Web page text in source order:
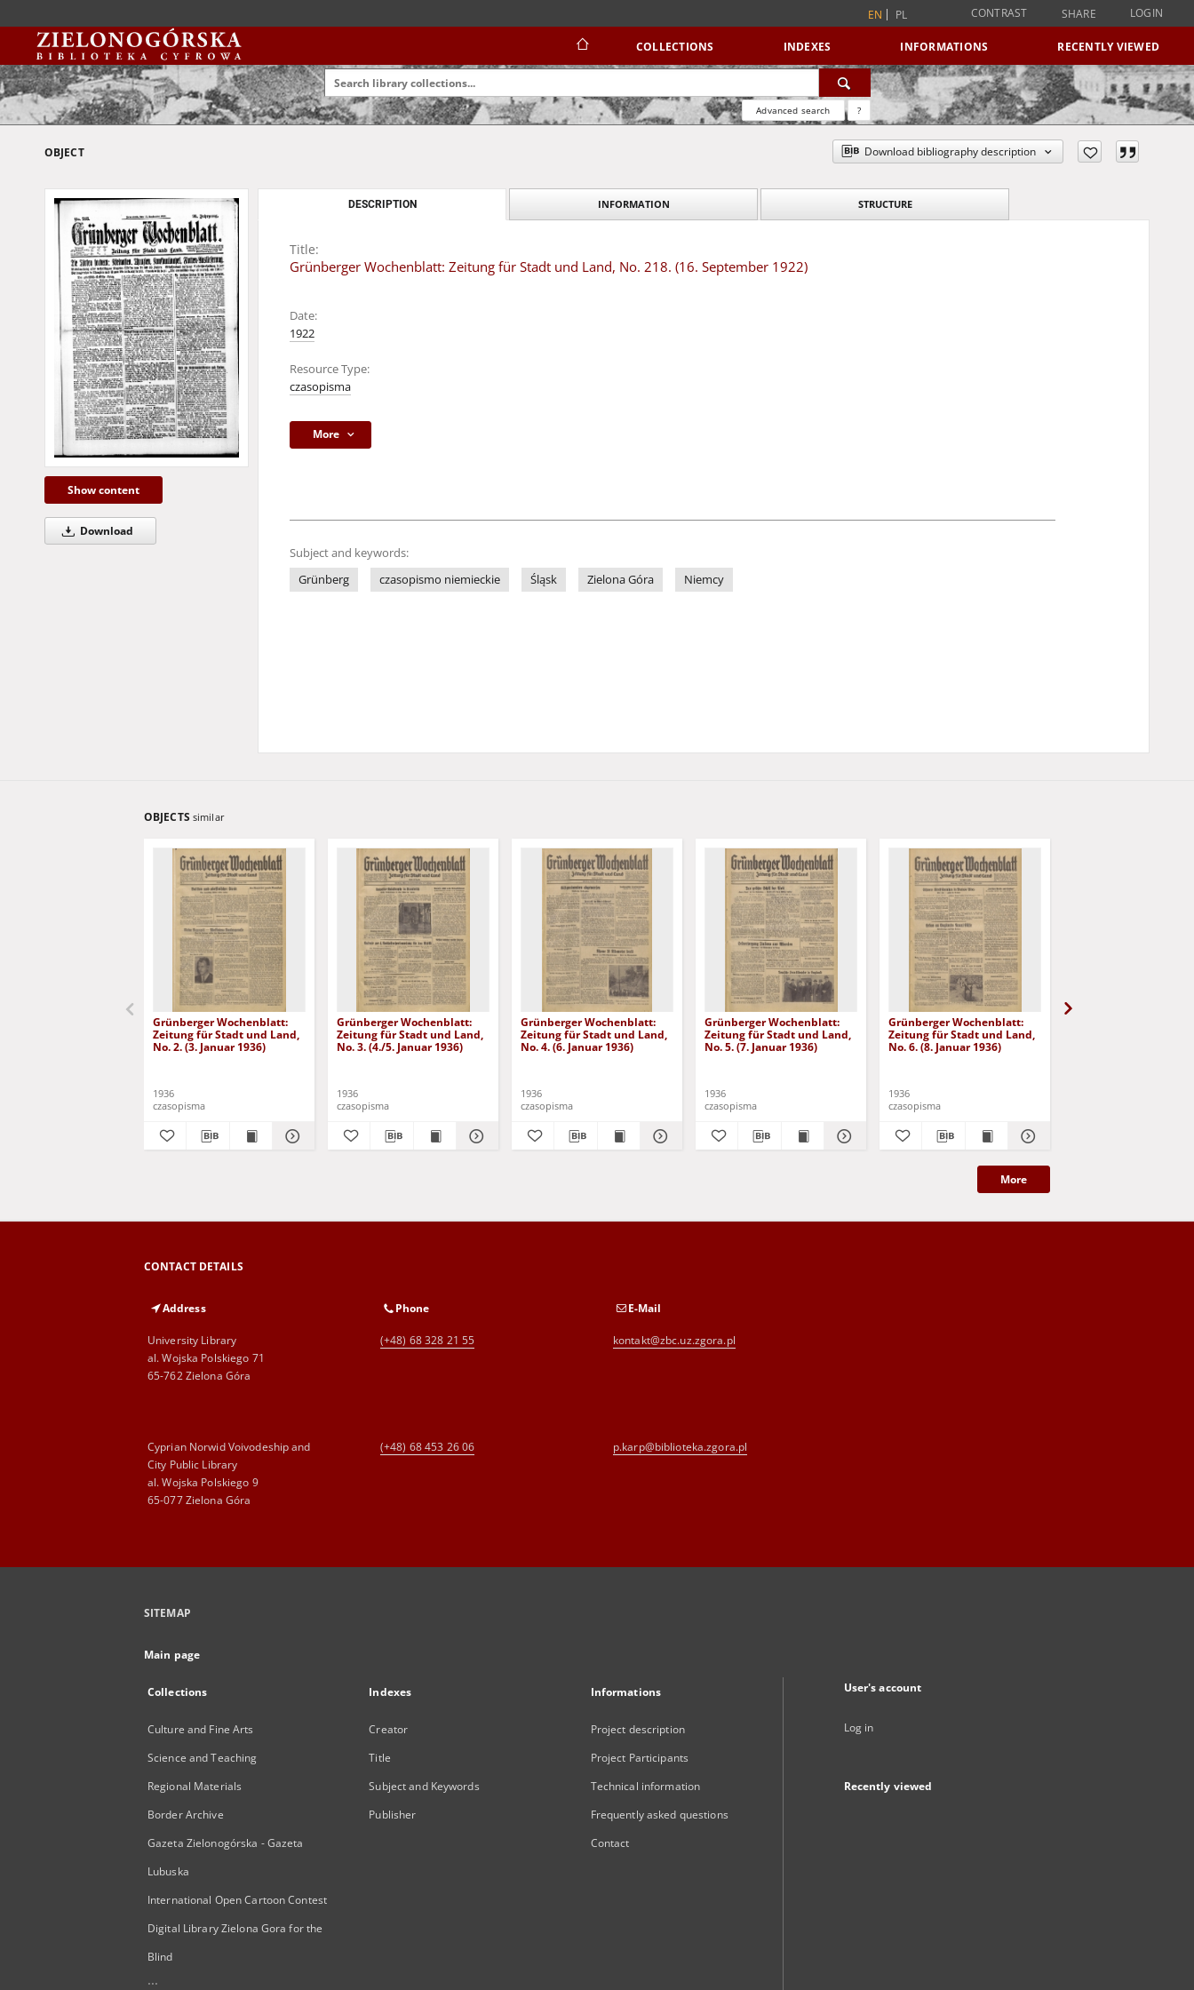
EN PL CONTRAST SHARE LOGIN
COLLECTIONS INDEXES INFORMATIONS RECENTLY VIEWED
Advanced search ?
OBJECT Download bibliography description
Show content
Download
DESCRIPTION INFORMATION STRUCTURE
Title:
Grünberger Wochenblatt: Zeitung für Stadt und Land, No. 218. (16. September 1922)
Date:
1922
Resource Type:
czasopisma
More
Subject and keywords:
Grünberg
czasopismo niemieckie Śląsk Zielona Góra Niemcy
OBJECTS similar
Grünberger Wochenblatt:
Zeitung für Stadt und Land,
No. 2. (3. Januar 1936)
1936
czasopisma
Grünberger Wochenblatt:
Zeitung für Stadt und Land,
No. 3. (4./5. Januar 1936)
1936
czasopisma
Grünberger Wochenblatt:
Zeitung für Stadt und Land,
No. 4. (6. Januar 1936)
1936
czasopisma
Grünberger Wochenblatt:
Zeitung für Stadt und Land,
No. 5. (7. Januar 1936)
1936
czasopisma
Grünberger Wochenblatt:
Zeitung für Stadt und Land,
No. 6. (8. Januar 1936)
1936
czasopisma
More
CONTACT DETAILS
Address
University Library
al. Wojska Polskiego 71
65-762 Zielona Góra
Phone
(+48) 68 328 21 55
E-Mail
kontakt@zbc.uz.zgora.pl
Cyprian Norwid Voivodeship and
City Public Library
al. Wojska Polskiego 9
65-077 Zielona Góra
(+48) 68 453 26 06 p.karp@biblioteka.zgora.pl
SITEMAP
Main page
Collections
Culture and Fine Arts
Science and Teaching
Regional Materials
Border Archive
Gazeta Zielonogórska - Gazeta
Lubuska
International Open Cartoon Contest
Digital Library Zielona Gora for the
Blind
...
Indexes
Creator
Title
Subject and Keywords
Publisher
Informations
Project description
Project Participants
Technical information
Frequently asked questions
Contact
User's account
Log in
Recently viewed